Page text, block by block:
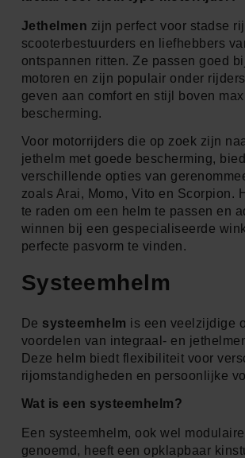
Jethelmen zijn perfect voor stadse
scooterbestuurders en liefhebbers
ontspannen ritten. Ze passen goed
motoren en zijn populair onder
geven aan comfort en stijl boven
bescherming.
Voor motorrijders die op zoek zijn
jethelm met goede bescherming,
verschillende opties van
zoals Arai, Momo, Vito en Scorpion.
te raden om een helm te passen en
winnen bij een gespecialiseerde
perfecte pasvorm te vinden.
Systeemhelm
De systeemhelm is een veelzijdige
voordelen van integraal- en
Deze helm biedt flexibiliteit voor
rijomstandigheden en persoonlijke
Wat is een systeemhelm?
Een systeemhelm, ook wel
genoemd, heeft een opklapbaar